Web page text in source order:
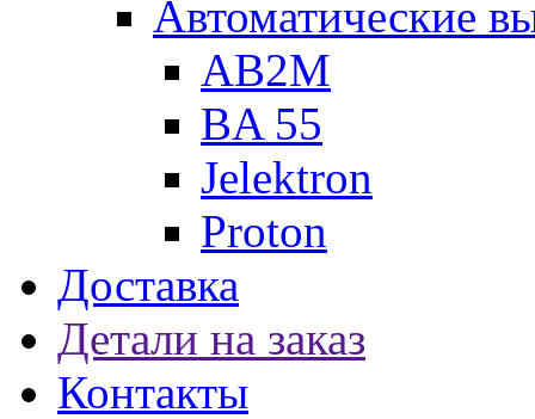
Автоматические
AB2M
BA 55
Jelektron
Proton
Доставка
Детали на заказ
Контакты